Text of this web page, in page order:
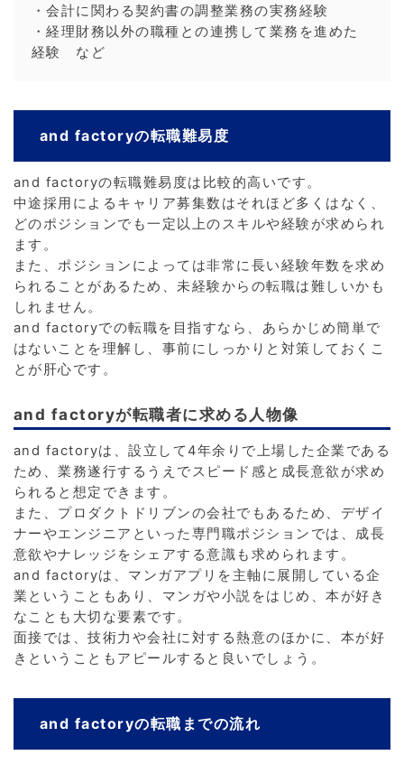
・会計に関わる契約書の調整業務の実務経験
・経理財務以外の職種との連携して業務を進めた
経験 など
and factoryの転職難易度
and factoryの転職難易度は比較的高いです。
中途採用によるキャリア募集数はそれほど多くはなく、
どのポジションでも一定以上のスキルや経験が求められ
ます。
また、ポジションによっては非常に長い経験年数を求め
られることがあるため、未経験からの転職は難しいかも
しれません。
and factoryでの転職を目指すなら、あらかじめ簡単で
はないことを理解し、事前にしっかりと対策しておくこ
とが肝心です。
and factoryが転職者に求める人物像
and factoryは、設立して4年余りで上場した企業である
ため、業務遂行するうえでスピード感と成長意欲が求め
られると想定できます。
また、プロダクトドリブンの会社でもあるため、デザイ
ナーやエンジニアといった専門職ポジションでは、成長
意欲やナレッジをシェアする意識も求められます。
and factoryは、マンガアプリを主軸に展開している企
業ということもあり、マンガや小説をはじめ、本が好き
なことも大切な要素です。
面接では、技術力や会社に対する熱意のほかに、本が好
きということもアピールすると良いでしょう。
and factoryの転職までの流れ